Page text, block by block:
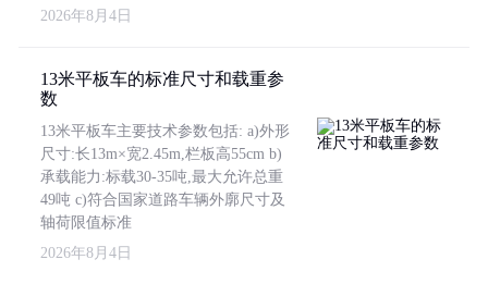
2026年8月4日
13米平板车的标准尺寸和载重参
数
13米平板车主要技术参数包括: a)外形
尺寸:长13m×宽2.45m,栏板高55cm b)
承载能力:标载30-35吨,最大允许总重
49吨 c)符合国家道路车辆外廓尺寸及
轴荷限值标准
2026年8月4日